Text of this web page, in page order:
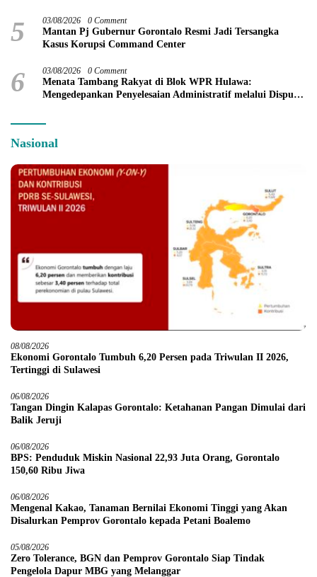
5 03/08/2026 0 Comment
Mantan Pj Gubernur Gorontalo Resmi Jadi Tersangka
Kasus Korupsi Command Center
6 03/08/2026 0 Comment
Menata Tambang Rakyat di Blok WPR Hulawa:
Mengedepankan Penyelesaian Administratif melalui Dispute
Nasional
08/08/2026
Ekonomi Gorontalo Tumbuh 6,20 Persen pada Triwulan II 2026,
Tertinggi di Sulawesi
06/08/2026
Tangan Dingin Kalapas Gorontalo: Ketahanan Pangan Dimulai dari
Balik Jeruji
06/08/2026
BPS: Penduduk Miskin Nasional 22,93 Juta Orang, Gorontalo
150,60 Ribu Jiwa
06/08/2026
Mengenal Kakao, Tanaman Bernilai Ekonomi Tinggi yang Akan
Disalurkan Pemprov Gorontalo kepada Petani Boalemo
05/08/2026
Zero Tolerance, BGN dan Pemprov Gorontalo Siap Tindak
Pengelola Dapur MBG yang Melanggar